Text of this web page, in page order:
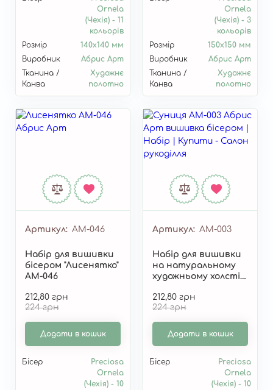
Ornela
(Чехія) - 11
кольорів
Розмір
140x140 мм
Виробник
Абрис Арт
Тканина /
Канва
Художнє
полотно
Ornela
(Чехія) - 3
кольорів
Розмір
150x150 мм
Виробник
Абрис Арт
Тканина /
Канва
Художнє
полотно
Артикул AM-046
Набір для вишивки
бісером "Лисенятко"
AM-046
212,80 грн
224 грн
Додати в кошик
Бісер
Preciosa
Ornela
(Чехія) - 10
Артикул AM-003
Набір для вишивки
на натуральному
художньому холсті
212,80 грн
224 грн
Додати в кошик
Бісер
Preciosa
Ornela
(Чехія) - 10